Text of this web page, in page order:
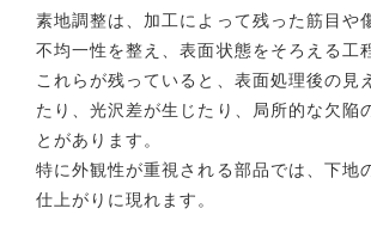
素地調整は、加工によって残った筋目や
不均一性を整え、表面状態をそろえる工
これらが残っていると、表面処理後の見
たり、光沢差が生じたり、局所的な欠陥
とがあります。
特に外観性が重視される部品では、下地
仕上がりに現れます。